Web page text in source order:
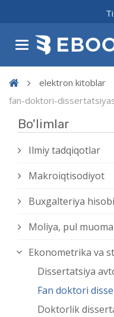
elektron kitoblar
fan-doktori-
Bo'limlar
Ilmiy tadqiqotlar
Makroiqtisodiyot
Buxgalteriya
Moliya, pul
Ekonometrika va
Dissertatsiya
Fan doktori
Doktorlik